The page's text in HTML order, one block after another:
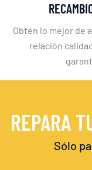
Obtén lo mejor de
relación
REPARA
Sólo